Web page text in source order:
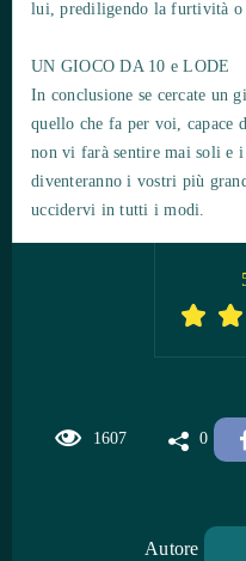
lui, prediligendo la furtività o
UN GIOCO DA 10 e LODE
In conclusione se cercate un
quello che fa per voi, capace
non vi farà sentire mai soli e
diventeranno i vostri più
uccidervi in tutti i modi.
1607 0
Autore